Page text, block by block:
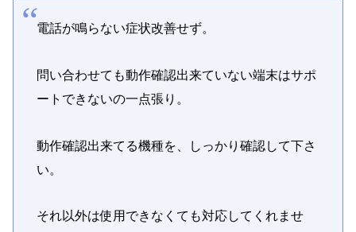
電話が鳴らない症状改善せず。
問い合わせても動作確認出来ていない端末はサポ
ートできないの一点張り。
動作確認出来てる機種を、しっかり確認して下さ
い。
それ以外は使用できなくても対応してくれませ